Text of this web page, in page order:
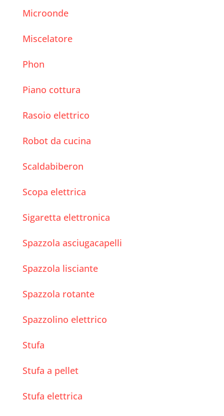
Microonde
Miscelatore
Phon
Piano cottura
Rasoio elettrico
Robot da cucina
Scaldabiberon
Scopa elettrica
Sigaretta elettronica
Spazzola asciugacapelli
Spazzola lisciante
Spazzola rotante
Spazzolino elettrico
Stufa
Stufa a pellet
Stufa elettrica